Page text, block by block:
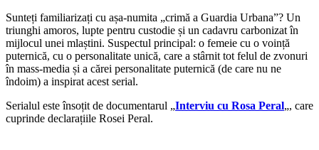
Sunteți familiarizați cu așa-numita „crimă a Guardia Urbana”? Un
triunghi amoros, lupte pentru custodie și un cadavru carbonizat în
mijlocul unei mlaștini. Suspectul principal: o femeie cu o voință
puternică, cu o personalitate unică, care a stârnit tot felul de zvonuri
în mass-media și a cărei personalitate puternică (de care nu ne
îndoim) a inspirat acest serial.
Serialul este însoțit de documentarul „Interviu cu Rosa Peral„, care
cuprinde declarațiile Rosei Peral.